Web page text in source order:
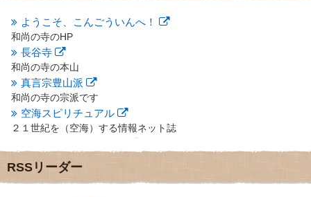
2012年8月
(9)
2012年7月(10)
2012年6月
2012年5月(16)
2012年4月 (16)
2012年3月(17)
2012年2月(20)
2012年1月(25)
2011年11月(28)
2011年10月(31)
2011年9月(24)
ようこそ、こんごういんへ！
和尚の寺のHP
長谷寺
和尚の寺の本山
真言宗豊山派
和尚の寺の宗派です
空海スピリチュアル
２１世紀を（空海）する情報ネット誌
地域のライターさんです
小豆島 圓満寺
RSSリーダー